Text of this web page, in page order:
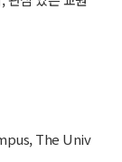
The Univ